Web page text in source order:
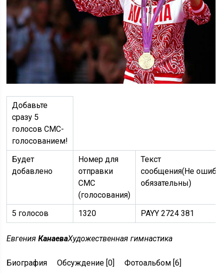
Добавьте
сразу 5
голосов СМС-
голосованием!
Будет
добавлено
Номер для
отправки
СМС
(голосования)
Текст
сообщения(Не
обязательны)
5 голосов 1320 PAYY 2724 381
ЕвгенияКанаеваХудожественная гимнастика
Биография Обсуждение [0] Фотоальбом [6]